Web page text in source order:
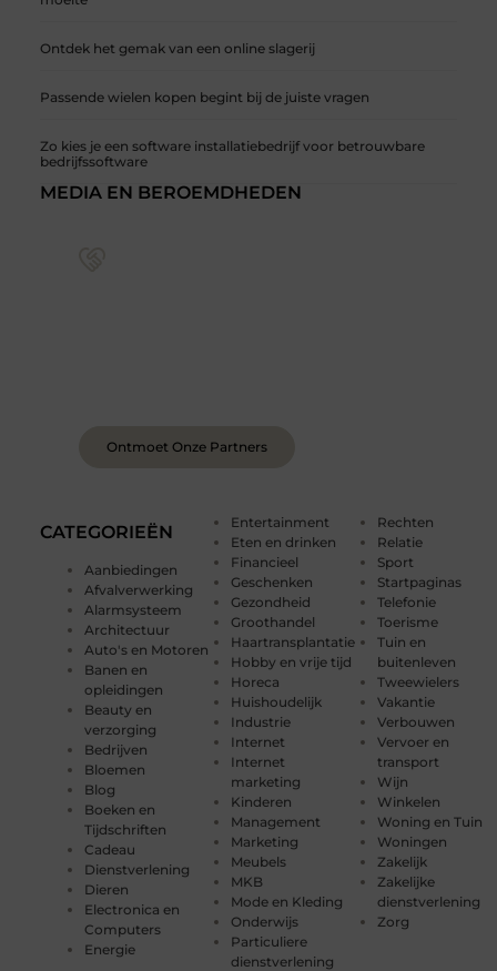
Ontdek het gemak van een online slagerij
Passende wielen kopen begint bij de juiste vragen
Zo kies je een software installatiebedrijf voor betrouwbare
bedrijfssoftware
CATEGORIEËN
Aanbiedingen
Afvalverwerking
Alarmsysteem
Architectuur
Auto's en Motoren
Banen en
opleidingen
Beauty en
verzorging
Bedrijven
Bloemen
Blog
Boeken en
Tijdschriften
Cadeau
Dienstverlening
Dieren
Electronica en
Computers
Energie
Entertainment
Eten en drinken
Financieel
Geschenken
Gezondheid
Groothandel
Haartransplantatie
Hobby en vrije tijd
Horeca
Huishoudelijk
Industrie
Internet
Internet
marketing
Kinderen
Management
Marketing
Meubels
MKB
Mode en Kleding
Onderwijs
Particuliere
dienstverlening
Rechten
Relatie
Sport
Startpaginas
Telefonie
Toerisme
Tuin en
buitenleven
Tweewielers
Vakantie
Verbouwen
Vervoer en
transport
Wijn
Winkelen
Woning en Tuin
Woningen
Zakelijk
Zakelijke
dienstverlening
Zorg
MEDIA EN BEROEMDHEDEN
Ontmoet Onze Partners